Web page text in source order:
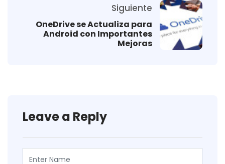
Siguiente
OneDrive se Actualiza para
Android con Importantes
Mejoras
Leave a Reply